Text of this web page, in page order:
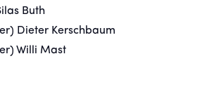
Buth
Dieter Kerschbaum
Willi Mast